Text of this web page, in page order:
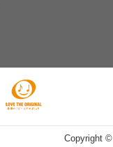
Copyright ©